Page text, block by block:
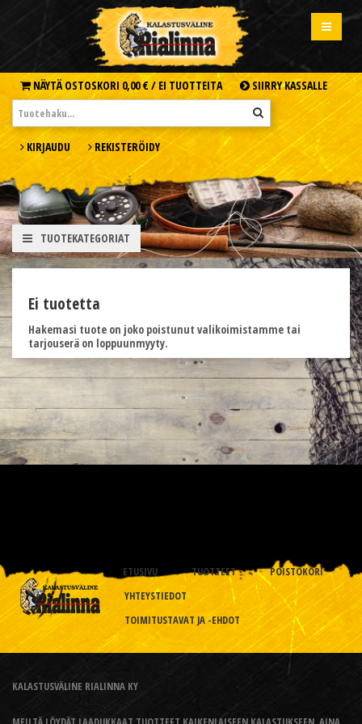
NÄYTÄ OSTOSKORI 0,00 € / EI TUOTTEITA SIIRRY KASSALLE
KIRJAUDU REKISTERÖIDY
TUOTEKATEGORIAT
Ei tuotetta
Hakemasi tuote on joko poistunut valikoimistamme tai
tarjouserä on loppuunmyyty.
ETUSIVU TUOTTEET
POISTOKORI
YHTEYSTIEDOT
TOIMITUSTAVAT JA -EHDOT
KALASTUSVÄLINE RIALINNA KY